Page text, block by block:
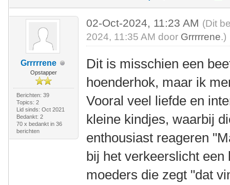
Grrrrrene
Opstapper
Berichten: 39
Topics: 2
Lid sinds: Oct 2021
Bedankt: 2
70 x bedankt in 36
berichten
02-Oct-2024, 11:23 AM (Dit
2024, 11:35 AM door Grrrrrene.)
Dit is misschien een
hoenderhok, maar ik
Vooral veel liefde en
kleine kindjes, waarbij
enthousiast reageren
bij het verkeerslicht
moeders die zegt "dat